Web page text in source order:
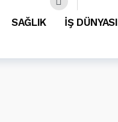
SAĞLIK İŞ DÜNYASI